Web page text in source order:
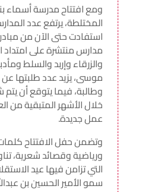
ومع افتتاح مدرسة أسماء
المختلطة، يرتفع عدد
مدارس منتشرة على
والزرقاء وإربد والسلط
وطالبة، فيما يتوقع أن
خلال الأشهر المتبقية من
عمل جديدة.
وتضمن حفل الافتتاح
ورياضية وقصائد شعرية،
التي تزامن فيها عيد
سمو الأمير الحسين بن